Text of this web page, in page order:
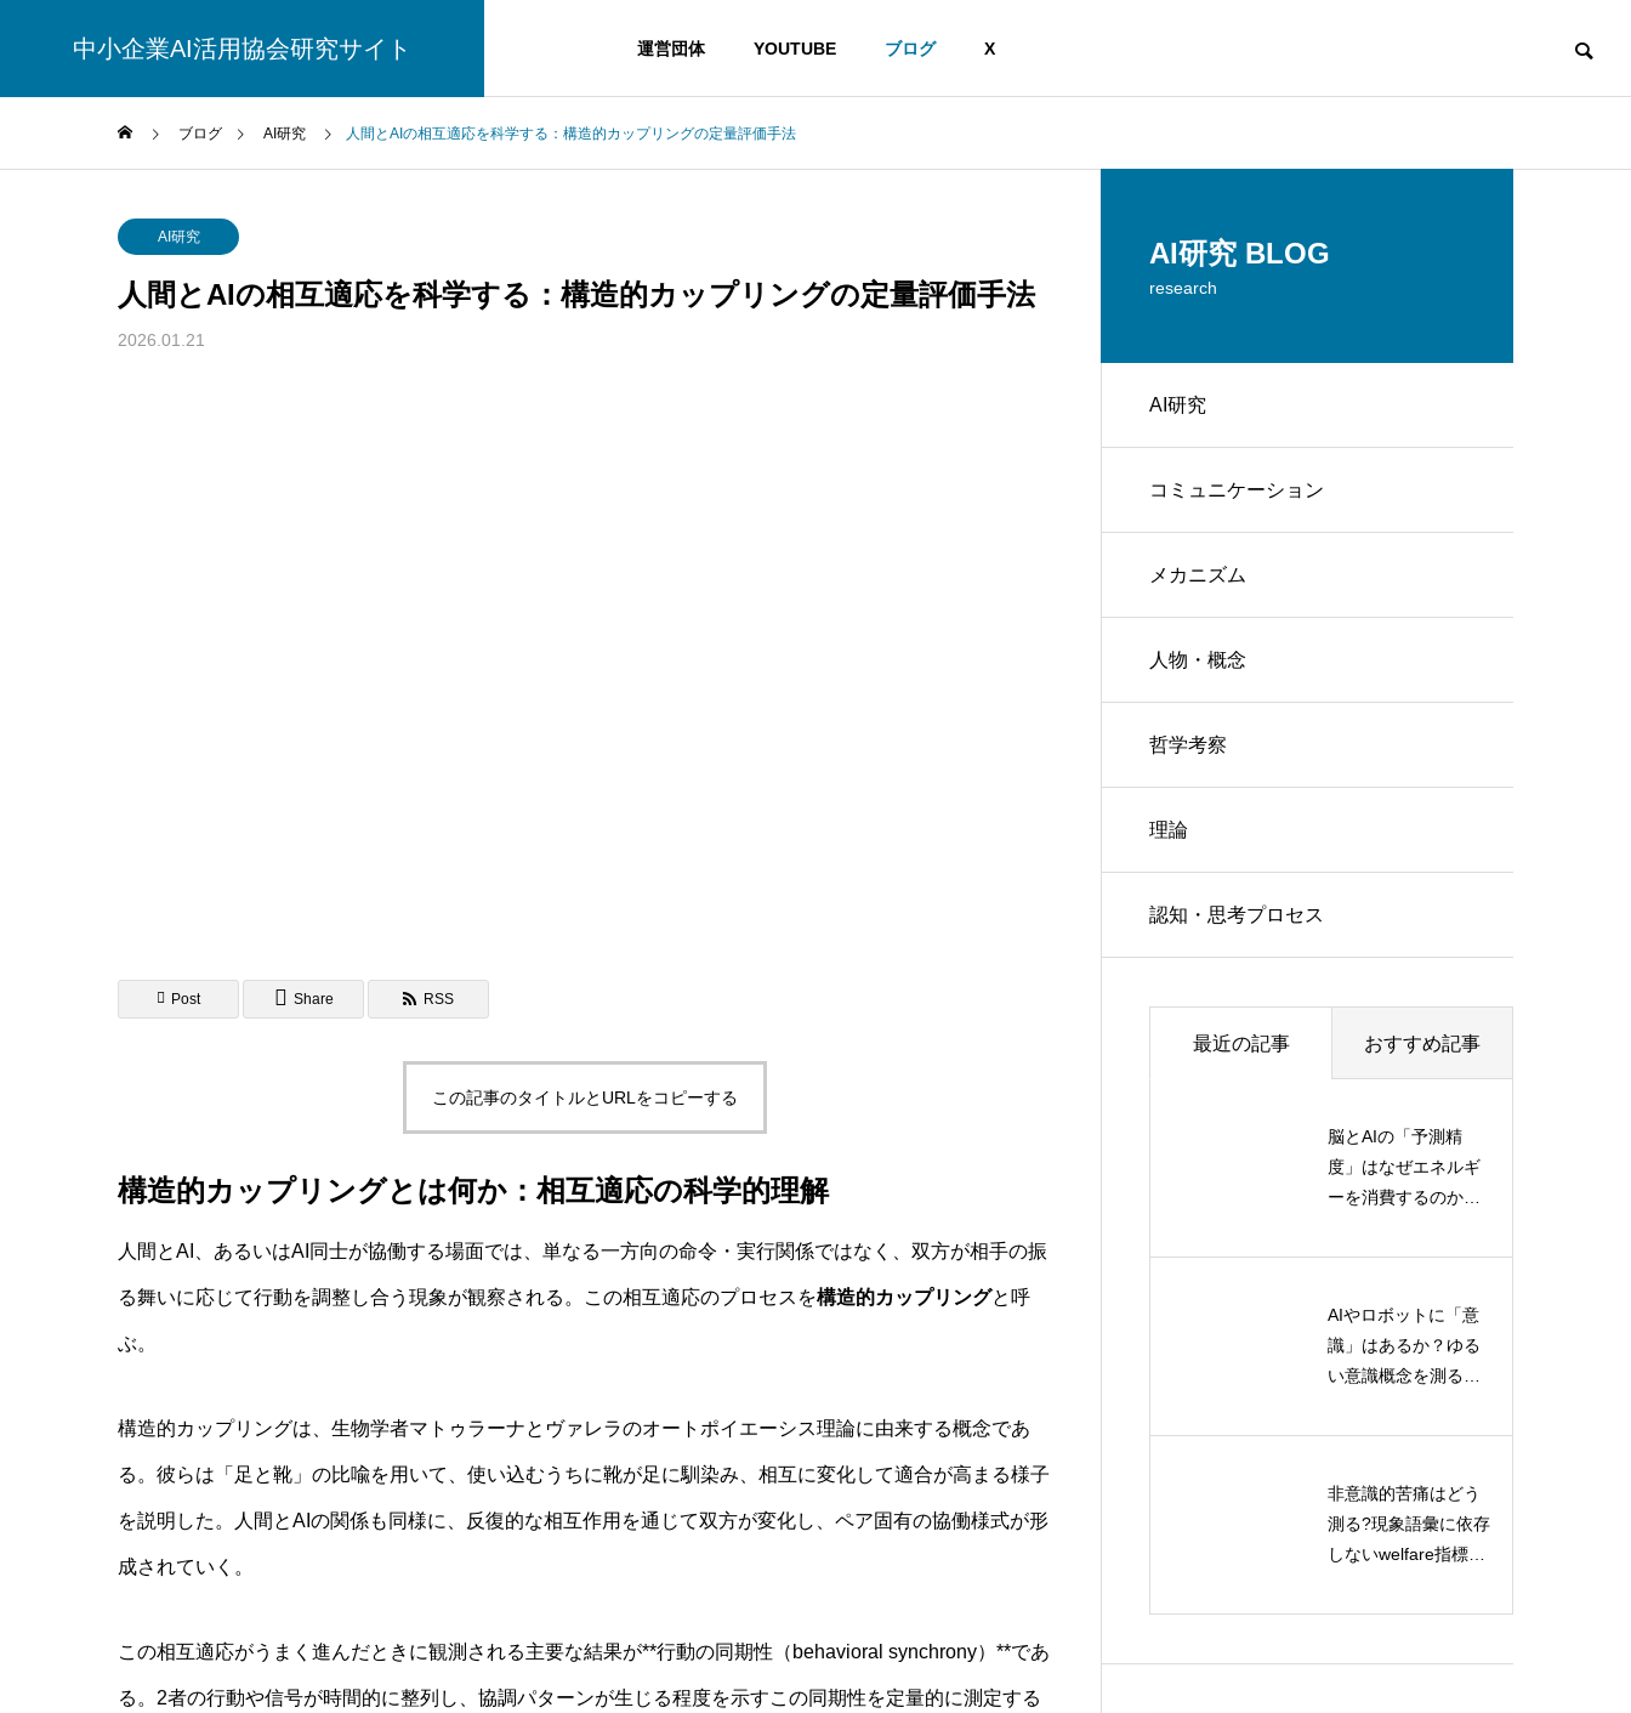
中小企業AI活用協会研究サイト 運営団体 YOUTUBE ブログ X
非意識的苦痛はどう測る?現象語彙に依存しないwelfare指標の最前線
AI研究
幻想メタ問題とは何か──「意識は幻想」という主張がなぜ受け入れがたいのかを認知科学から読み解く
AI研究
ブログ AI研究 人間とAIの相互適応を科学する：構造的カップリングの定量評価手法
AI研究
人間とAIの相互適応を科学する：構造的カップリングの定量評価手法
2026.01.21
Post Share RSS
この記事のタイトルとURLをコピーする
構造的カップリングとは何か：相互適応の科学的理解
人間とAI、あるいはAI同士が協働する場面では、単なる一方向の命令・実行関係ではなく、双方が相手の振
る舞いに応じて行動を調整し合う現象が観察される。この相互適応のプロセスを構造的カップリングと呼
ぶ。
構造的カップリングは、生物学者マトゥラーナとヴァレラのオートポイエーシス理論に由来する概念であ
る。彼らは「足と靴」の比喩を用いて、使い込むうちに靴が足に馴染み、相互に変化して適合が高まる様子
を説明した。人間とAIの関係も同様に、反復的な相互作用を通じて双方が変化し、ペア固有の協働様式が形
成されていく。
この相互適応がうまく進んだときに観測される主要な結果が**行動の同期性（behavioral synchrony）**であ
る。2者の行動や信号が時間的に整列し、協調パターンが生じる程度を示すこの同期性を定量的に測定する
AI研究 BLOG
research
AI研究
コミュニケーション
メカニズム
人物・概念
哲学考察
理論
認知・思考プロセス
最近の記事 おすすめ記事
脳とAIの「予測精
度」はなぜエネルギ
ーを消費するのか？
解く認知コストの正
AIやロボットに「意
識」はあるか？ゆる
い意識概念を測る標
とは
非意識的苦痛はどう
測る?現象語彙に依存
しないwelfare指標の
予測符号化と差延が
交わる地平：脳科学
と哲学が明かすサリ
ポストヒューマン記
号論とは何か？AI・
ロボット・環境が意
理論
対話型学習による記
号接地の研究：AIの
言語理解を深める新